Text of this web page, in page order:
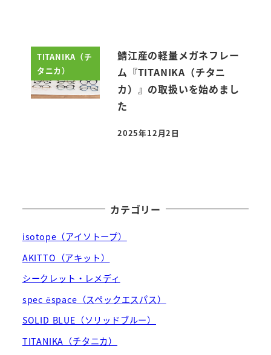
TITANIKA（チ
タニカ）
鯖江産の軽量メガネフレー
ム『TITANIKA（チタニ
カ）』の取扱いを始めまし
た
投稿日
2025年12月2日
カテゴリー
isotope（アイソトープ）
AKITTO（アキット）
シークレット・レメディ
spec ēspace（スペックエスパス）
SOLID BLUE（ソリッドブルー）
TITANIKA（チタニカ）